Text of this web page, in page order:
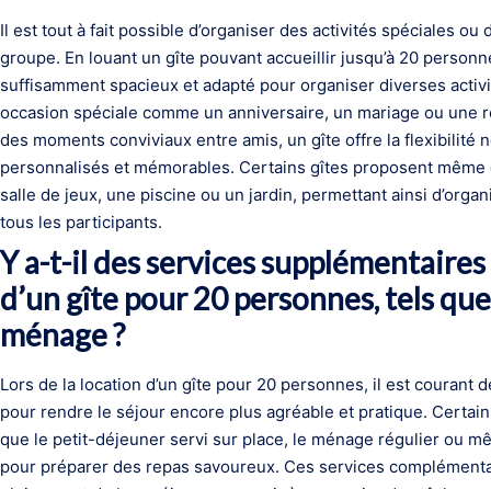
Il est tout à fait possible d’organiser des activités spéciales
groupe. En louant un gîte pouvant accueillir jusqu’à 20
suffisamment spacieux et adapté pour organiser diverses
occasion spéciale comme un anniversaire, un mariage ou
des moments conviviaux entre amis, un gîte offre la flexibilité
personnalisés et mémorables. Certains gîtes proposent
salle de jeux, une piscine ou un jardin, permettant ainsi
tous les participants.
Y a-t-il des services
d’un gîte pour 20 personnes, tels
ménage ?
Lors de la location d’un gîte pour 20 personnes, il est
pour rendre le séjour encore plus agréable et pratique.
que le petit-déjeuner servi sur place, le ménage régulier ou
pour préparer des repas savoureux. Ces services